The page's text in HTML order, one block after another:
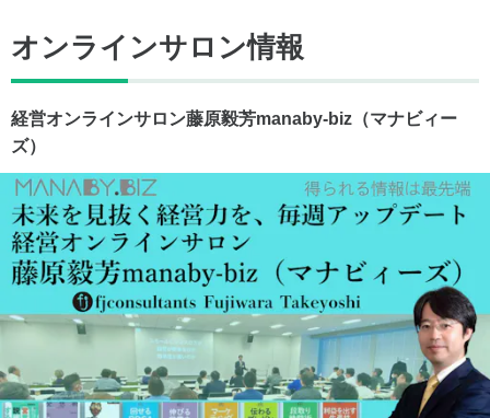
オンラインサロン情報
経営オンラインサロン藤原毅芳manaby-biz（マナビィー
ズ）